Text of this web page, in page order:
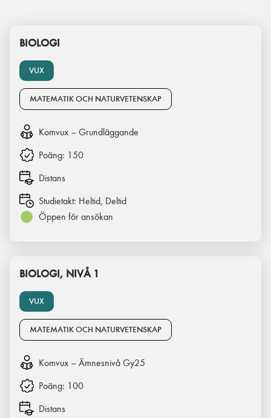
VUX
BIOLOGI
MATEMATIK OCH NATURVETENSKAP
Komvux – Grundläggande
Poäng: 150
Distans
Studietakt: Heltid, Deltid
Öppen för ansökan
VUX
BIOLOGI, NIVÅ 1
MATEMATIK OCH NATURVETENSKAP
Komvux – Ämnesnivå Gy25
Poäng: 100
Distans